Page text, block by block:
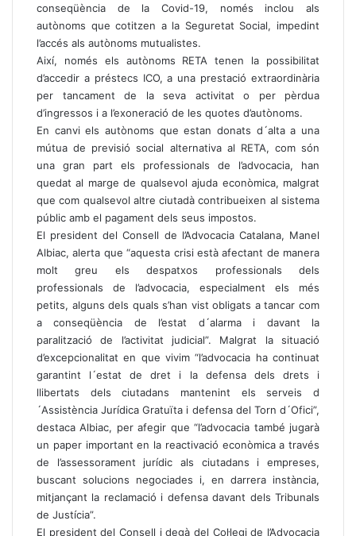
conseqüència de la Covid-19, només inclou als
autònoms que cotitzen a la Seguretat Social, impedint
l’accés als autònoms mutualistes.
Així, només els autònoms RETA tenen la possibilitat
d’accedir a préstecs ICO, a una prestació extraordinària
per tancament de la seva activitat o per pèrdua
d’ingressos i a l’exoneració de les quotes d’autònoms.
En canvi els autònoms que estan donats d´alta a una
mútua de previsió social alternativa al RETA, com són
una gran part els professionals de l’advocacia, han
quedat al marge de qualsevol ajuda econòmica, malgrat
que com qualsevol altre ciutadà contribueixen al sistema
públic amb el pagament dels seus impostos.
El president del Consell de l’Advocacia Catalana, Manel
Albiac, alerta que “aquesta crisi està afectant de manera
molt greu els despatxos professionals dels
professionals de l’advocacia, especialment els més
petits, alguns dels quals s’han vist obligats a tancar com
a conseqüència de l’estat d´alarma i davant la
paralització de l’activitat judicial”. Malgrat la situació
d’excepcionalitat en que vivim “l’advocacia ha continuat
garantint l´estat de dret i la defensa dels drets i
llibertats dels ciutadans mantenint els serveis d
´Assistència Jurídica Gratuïta i defensa del Torn d´Ofici”,
destaca Albiac, per afegir que “l’advocacia també jugarà
un paper important en la reactivació econòmica a través
de l’assessorament jurídic als ciutadans i empreses,
buscant solucions negociades i, en darrera instància,
mitjançant la reclamació i defensa davant dels Tribunals
de Justícia”.
El president del Consell i degà del Col·legi de l’Advocacia